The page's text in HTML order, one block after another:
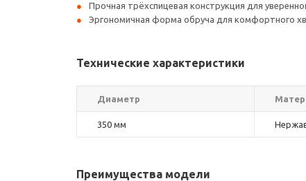
Прочная трёхспицевая конструкция для
Эргономичная форма обруча для комфортного
Технические характеристики
Диаметр
350 мм
Преимущества модели